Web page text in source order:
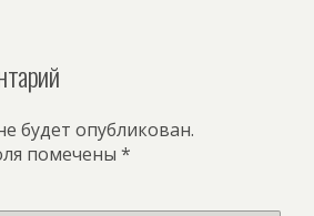
будет опубликован.
помечены *